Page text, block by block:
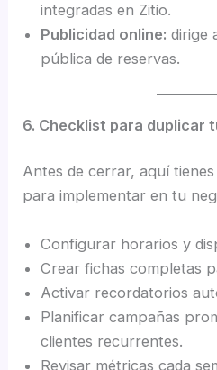
integradas en Zitio.
Publicidad online: dirige
pública de reservas.
6. Checklist para duplicar
Antes de cerrar, aquí
para implementar en tu
Configurar horarios y
Crear fichas completas
Activar recordatorios
Planificar campañas
clientes recurrentes.
Revisar métricas cada